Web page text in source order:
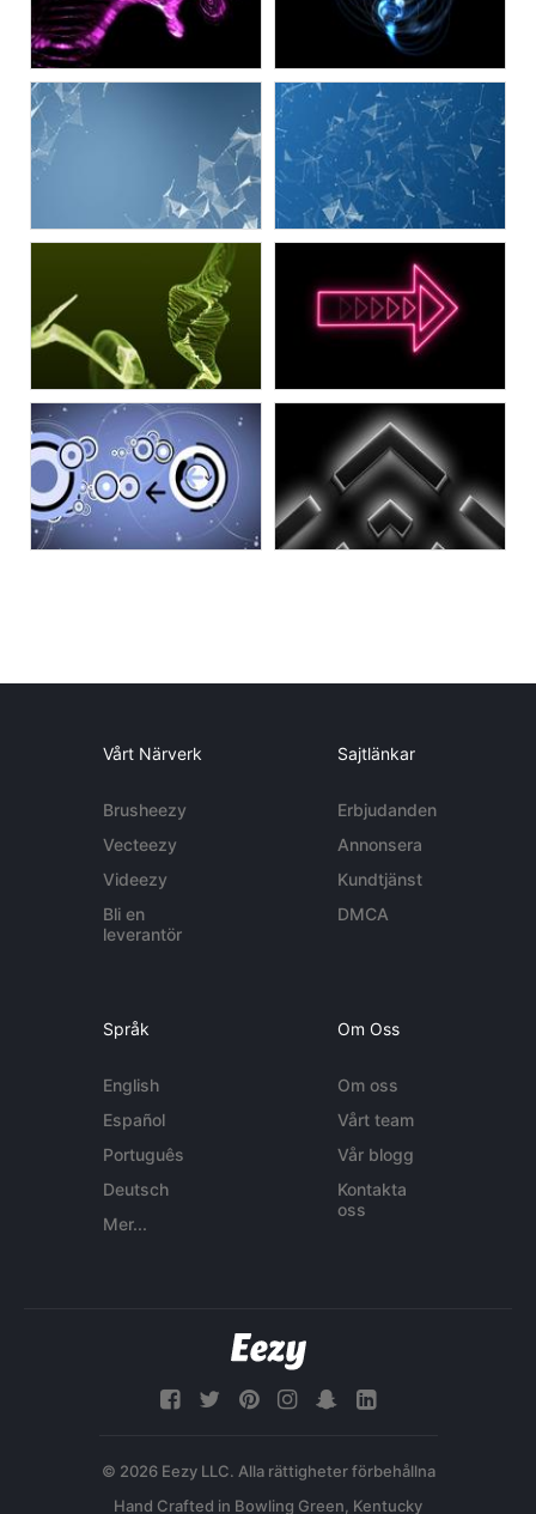
Vårt Närverk
Brusheezy
Vecteezy
Videezy
Bli en
leverantör
Sajtlänkar
Erbjudanden
Annonsera
Kundtjänst
DMCA
Språk
English
Español
Português
Deutsch
Mer...
Om Oss
Om oss
Vårt team
Vår blogg
Kontakta
oss
© 2026 Eezy LLC. Alla rättigheter förbehållna